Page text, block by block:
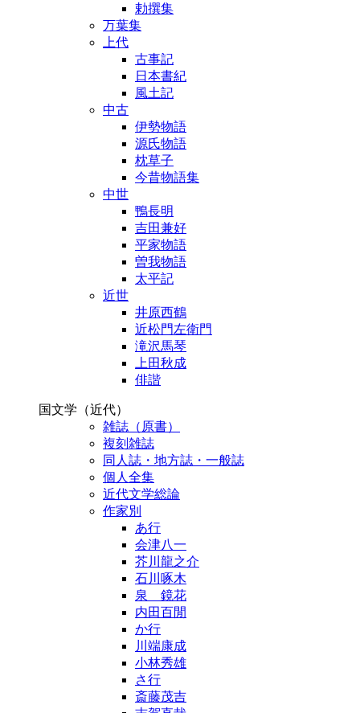
勅撰集
万葉集
上代
古事記
日本書紀
風土記
中古
伊勢物語
源氏物語
枕草子
今昔物語集
中世
鴨長明
吉田兼好
平家物語
曽我物語
太平記
近世
井原西鶴
近松門左衛門
滝沢馬琴
上田秋成
俳諧
国文学（近代）
雑誌（原書）
複刻雑誌
同人誌・地方誌・一般誌
個人全集
近代文学総論
作家別
あ行
会津八一
芥川龍之介
石川啄木
泉 鏡花
内田百閒
か行
川端康成
小林秀雄
さ行
斎藤茂吉